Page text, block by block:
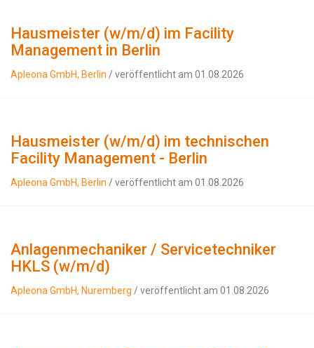
Hausmeister (w/m/d) im Facility
Management in Berlin
Apleona GmbH, Berlin / veröffentlicht am 01.08.2026
Hausmeister (w/m/d) im technischen
Facility Management - Berlin
Apleona GmbH, Berlin / veröffentlicht am 01.08.2026
Anlagenmechaniker / Servicetechniker
HKLS (w/m/d)
Apleona GmbH, Nuremberg / veröffentlicht am 01.08.2026